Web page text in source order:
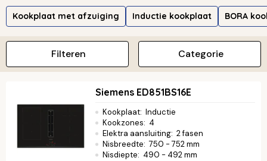
Miele, BORA, Smeg en Whirlpool. Welke kookplaat bij jou past,
hangt af van hoe jij kookt. Kies inductie voor snel en energiezuinig
betaalbare en strakke optie. Wil je gas met een glad oppervlak?
Dan is gas-op-glas ideaal. Met domino-elementen stel je je
kookplaat op maat samen, en vrijstaande kookplaten passen in
Kookplaat met afzuiging Inductie kookplaat BORA
Categorie
Filteren
Siemens ED851BS16E
Kookplaat: Inductie
Kookzones: 4
Elektra aansluiting: 2 fasen
Nisbreedte: 750 - 752 mm
Nisdiepte: 490 - 492 mm